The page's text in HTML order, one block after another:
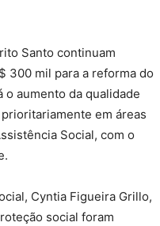
Santo continuam
300 mil para a reforma do
aumento da qualidade
em áreas
Social, com o
Cyntia Figueira Grillo,
social foram